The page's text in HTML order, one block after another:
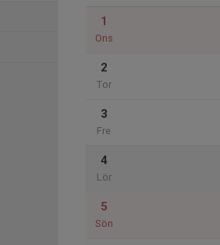
1
Ons
2
Tor
3
Fre
4
Lör
5
Sön